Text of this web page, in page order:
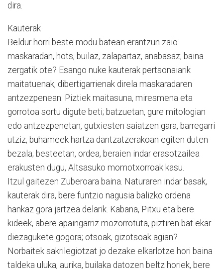
dira.
Kauterak
Beldur horri beste modu batean erantzun zaio
maskaradan, hots, builaz, zalapartaz, anabasaz; baina
zergatik ote? Esango nuke kauterak pertsonaiarik
maitatuenak, dibertigarrienak direla maskaradaren
antzezpenean. Piztiek maitasuna, miresmena eta
gorrotoa sortu digute beti; batzuetan, gure mitologian
edo antzezpenetan, gutxiesten saiatzen gara, barregarri
utziz, buhameek hartza dantzatzerakoan egiten duten
bezala; besteetan, ordea, beraien indar erasotzailea
erakusten dugu, Altsasuko momotxorroak kasu.
Itzul gaitezen Zuberoara baina. Naturaren indar basak,
kauterak dira, bere funtzio nagusia balizko ordena
hankaz gora jartzea delarik. Kabana, Pitxu eta bere
kideek, abere apaingarriz mozorrotuta, piztiren bat ekar
diezagukete gogora; otsoak, gizotsoak agian?
Norbaitek sakrilegiotzat jo dezake elkarlotze hori baina
taldeka uluka, aurika, builaka datozen beltz horiek, bere